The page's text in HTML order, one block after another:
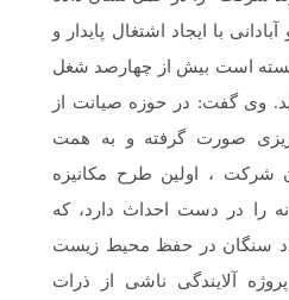
با ایجاد اشتغال پایدار و
است بیش از چهارصد شغل
وی گفت: در حوزه صیانت از
صورت گرفته و به همت
شرکت ، اولین طرح مکانیزه
را در دست احداث دارد، که
سنگان در حفظ محیط زیست
آلایندگی ناشی از ذرات